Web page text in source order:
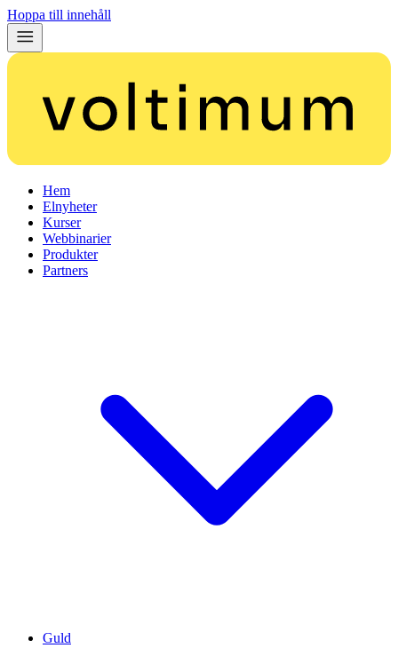
Hoppa till innehåll
Hem
Elnyheter
Kurser
Webbinarier
Produkter
Partners
Guld